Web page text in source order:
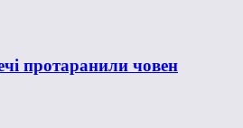
протаранили човен